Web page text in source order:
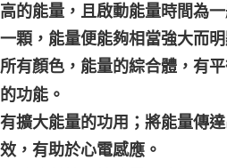
高的能量，且啟動能量時間為
一顆，能量便能夠相當強大而明
所有顏色，能量的綜合體，有
的功能。
有擴大能量的功用；將能量傳
效，有助於心電感應。